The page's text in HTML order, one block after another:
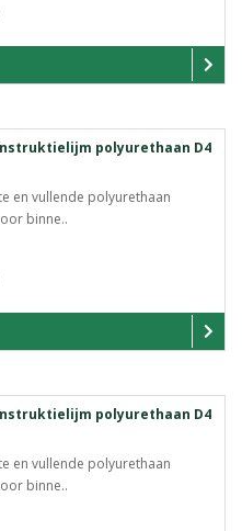
polyurethaan D4
en vullende polyurethaan
binne..
polyurethaan D4
en vullende polyurethaan
binne..